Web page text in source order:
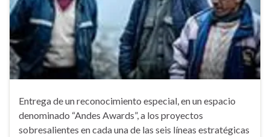
Entrega de un reconocimiento especial, en un espacio
denominado “Andes Awards”, a los proyectos
sobresalientes en cada una de las seis líneas estratégicas